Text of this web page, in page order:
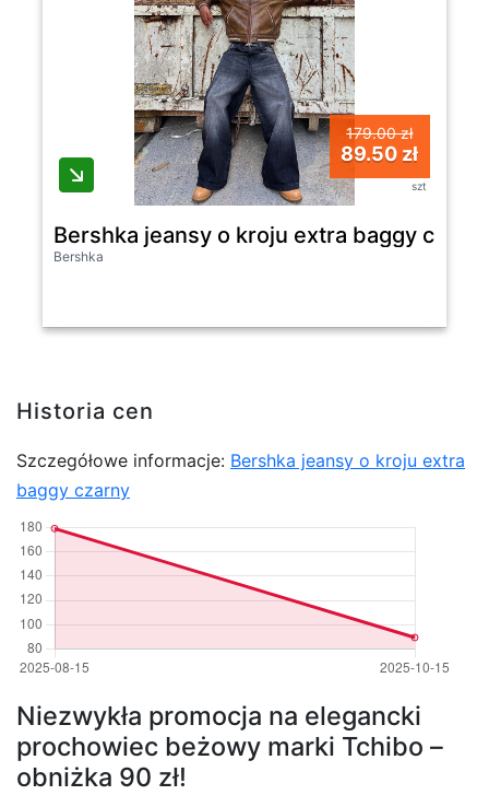
179.00 zł
89.50 zł
szt
Bershka jeansy o kroju extra baggy
Bershka
Historia cen
Szczegółowe informacje: Bershka jeansy o kroju extra
baggy czarny
Niezwykła promocja na elegancki
prochowiec beżowy marki Tchibo –
obniżka 90 zł!